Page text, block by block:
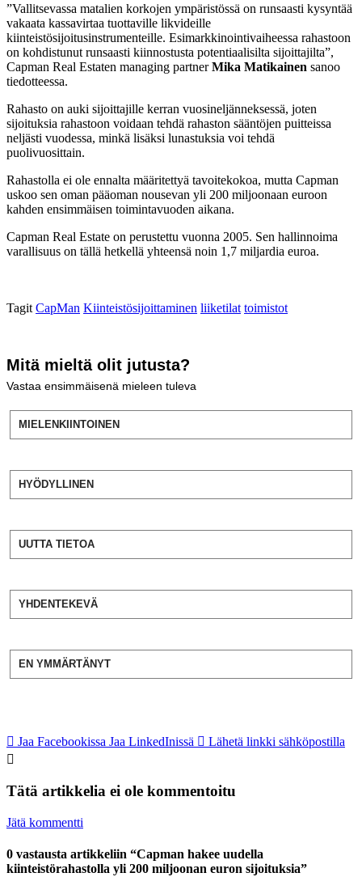
”Vallitsevassa matalien korkojen ympäristössä on runsaasti kysyntää
vakaata kassavirtaa tuottaville likvideille
kiinteistösijoitusinstrumenteille. Esimarkkinointivaiheessa rahastoon
on kohdistunut runsaasti kiinnostusta potentiaalisilta sijoittajilta”,
Capman Real Estaten managing partnerMika Matikainen sanoo
tiedotteessa.
Rahasto on auki sijoittajille kerran vuosineljänneksessä, joten
sijoituksia rahastoon voidaan tehdä rahaston sääntöjen puitteissa
neljästi vuodessa, minkä lisäksi lunastuksia voi tehdä
puolivuosittain.
Rahastolla ei ole ennalta määritettyä tavoitekokoa, mutta Capman
uskoo sen oman pääoman nousevan yli 200 miljoonaan euroon
kahden ensimmäisen toimintavuoden aikana.
Capman Real Estate on perustettu vuonna 2005. Sen hallinnoima
varallisuus on tällä hetkellä yhteensä noin 1,7 miljardia euroa.
Tagit CapMan Kiinteistösijoittaminen liiketilat toimistot
Mitä mieltä olit jutusta?
Vastaa ensimmäisenä mieleen tuleva
MIELENKIINTOINEN
HYÖDYLLINEN
UUTTA TIETOA
YHDENTEKEVÄ
EN YMMÄRTÄNYT
Jaa Facebookissa Jaa LinkedInissä Lähetä linkki sähköpostilla
Tätä artikkelia ei ole kommentoitu
Jätä kommentti
0 vastausta artikkeliin “Capman hakee uudella
kiinteistörahastolla yli 200 miljoonan euron sijoituksia”